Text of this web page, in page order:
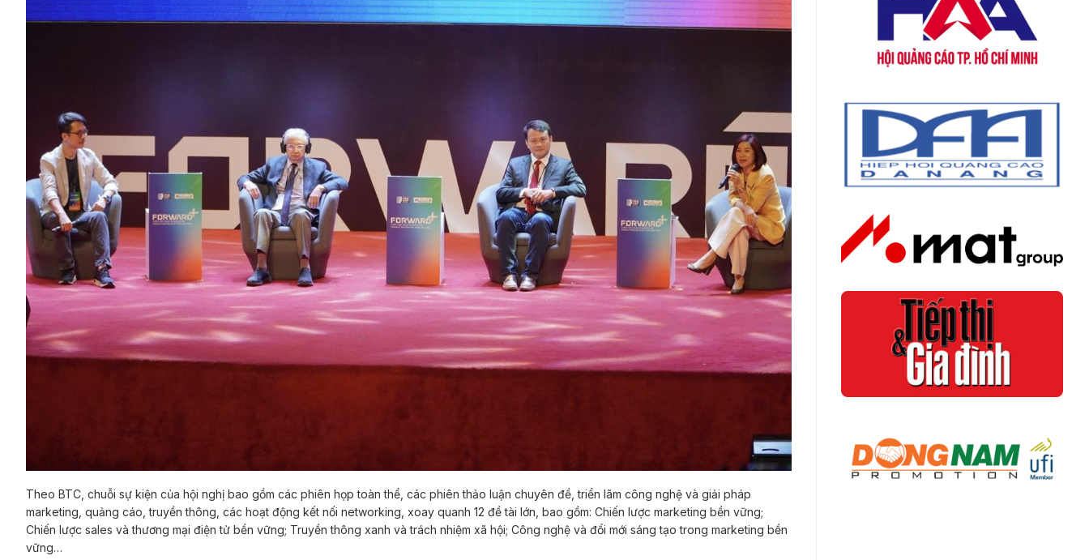
Theo BTC, chuỗi sự kiện của hội nghị bao gồm các phiên họp toàn thể, các phiên thảo luận chuyên đề, triển lãm công nghệ và giải pháp
marketing, quảng cáo, truyền thông, các hoạt động kết nối networking, xoay quanh 12 đề tài lớn, bao gồm: Chiến lược marketing bền vững;
Chiến lược sales và thương mại điện tử bền vững; Truyền thông xanh và trách nhiệm xã hội; Công nghệ và đổi mới sáng tạo trong marketing bền
vững…